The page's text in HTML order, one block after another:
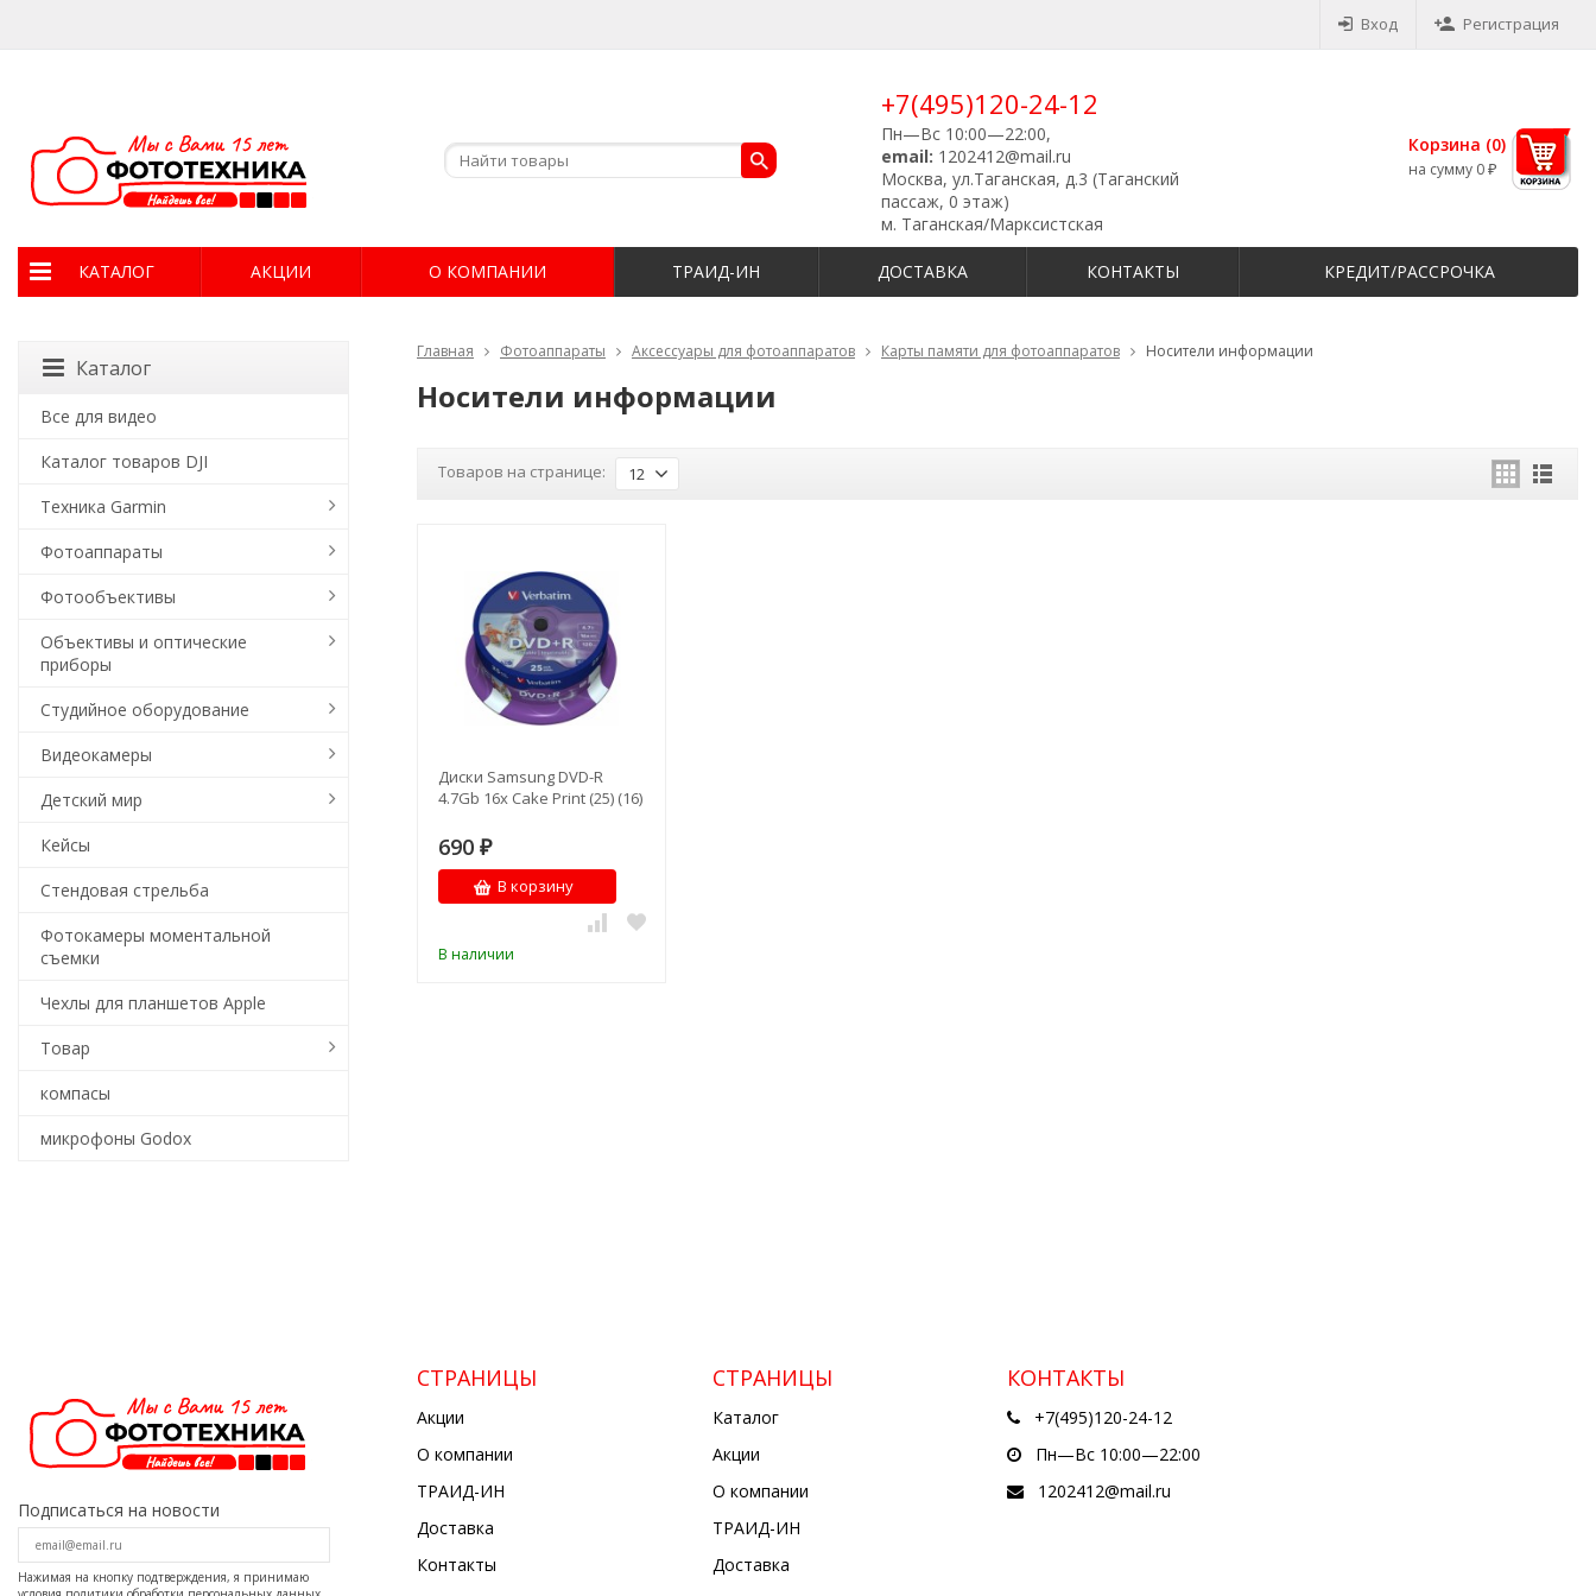
Вход Регистрация
+7(495)120-24-12
Пн—Вс 10:00—22:00,
email: 1202412@mail.ru
Москва, ул.Таганская, д.3 (Таганский
пассаж, 0 этаж)
м. Таганская/Марксистская
Корзина (0)
на сумму 0 ₽
КАТАЛОГ АКЦИИ О КОМПАНИИ ТРАИД-ИН ДОСТАВКА КОНТАКТЫ КРЕДИТ/РАССРОЧКА
Главная Фотоаппараты Аксессуары для фотоаппаратов Карты памяти для фотоаппаратов Носители информации
Носители информации
Товаров на странице: 12
Диски Samsung DVD-R
4.7Gb 16x Cake Print (25) (16)
690 ₽
В корзину
В наличии
Каталог
Все для видео
Каталог товаров DJI
Техника Garmin
Фотоаппараты
Фотообъективы
Объективы и оптические
приборы
Студийное оборудование
Видеокамеры
Детский мир
Кейсы
Стендовая стрельба
Фотокамеры моментальной
съемки
Чехлы для планшетов Apple
Товар
компасы
микрофоны Godox
Подписаться на новости
Нажимая на кнопку подтверждения, я принимаю
СТРАНИЦЫ
Акции
О компании
ТРАИД-ИН
Доставка
Контакты
СТРАНИЦЫ
Каталог
Акции
О компании
ТРАИД-ИН
Доставка
КОНТАКТЫ
+7(495)120-24-12
Пн—Вс 10:00—22:00
1202412@mail.ru